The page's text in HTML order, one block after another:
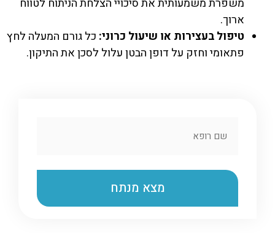
משפרת משמעותית את סיכויי הצלחת הניתוח לטווח
ארוך.
טיפול בעצירות או שיעול כרוני: כל גורם המעלה לחץ
פתאומי וחזק על דופן הבטן עלול לסכן את התיקון.